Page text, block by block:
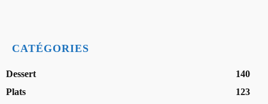
CATÉGORIES
Dessert
140
Plats
123